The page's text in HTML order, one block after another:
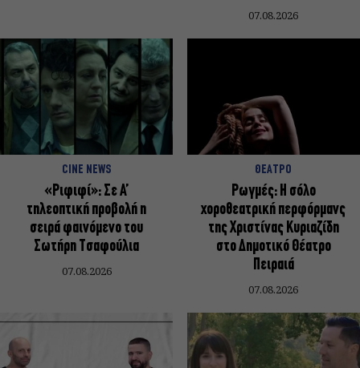
07.08.2026
CINE NEWS
«Ριφιφί»: Σε Α’
τηλεοπτική προβολή η
σειρά φαινόμενο του
Σωτήρη Τσαφούλια
07.08.2026
ΘΕΑΤΡΟ
Ρωγμές: Η σόλο
χοροθεατρική περφόρμανς
της Χριστίνας Κυριαζίδη
στο Δημοτικό Θέατρο
Πειραιά
07.08.2026